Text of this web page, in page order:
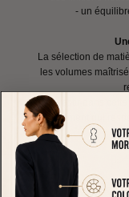
- un
La sélection de
les volumes
Investir dans
vêtement qui